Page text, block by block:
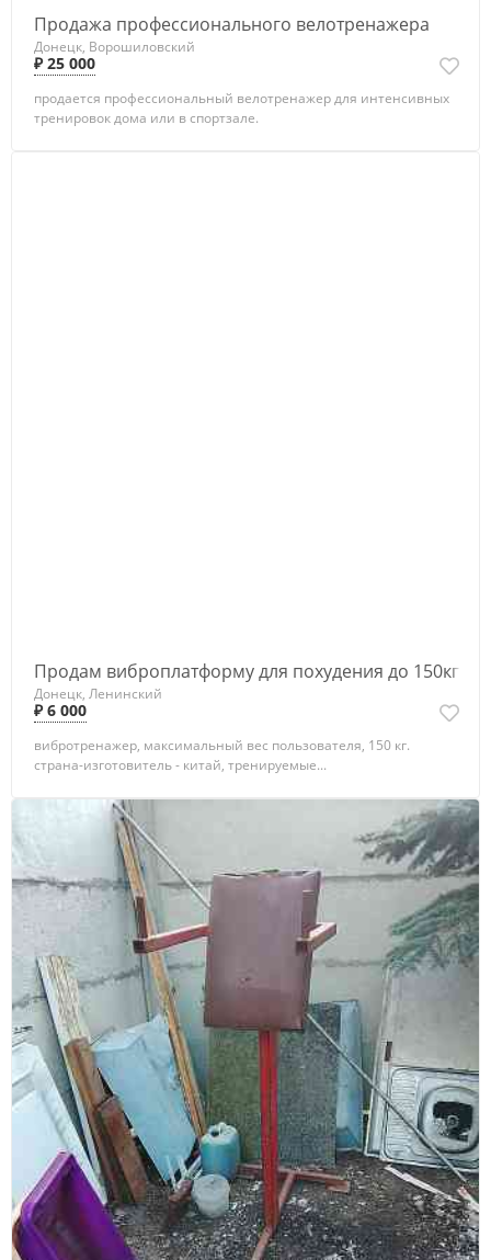
Продажа профессионального велотренажера
Донецк, Ворошиловский
₽ 25 000
продается профессиональный велотренажер для интенсивных
тренировок дома или в спортзале.
Продам виброплатформу для похудения до 150кг
Донецк, Ленинский
₽ 6 000
вибротренажер, максимальный вес пользователя, 150 кг.
страна-изготовитель - китай, тренируемые...